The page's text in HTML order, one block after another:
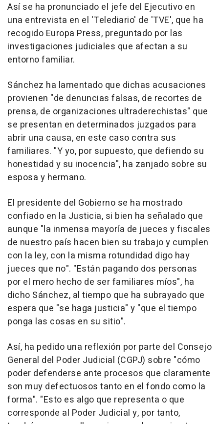
Así se ha pronunciado el jefe del Ejecutivo en
una entrevista en el 'Telediario' de 'TVE', que ha
recogido Europa Press, preguntado por las
investigaciones judiciales que afectan a su
entorno familiar.
Sánchez ha lamentado que dichas acusaciones
provienen "de denuncias falsas, de recortes de
prensa, de organizaciones ultraderechistas" que
se presentan en determinados juzgados para
abrir una causa, en este caso contra sus
familiares. "Y yo, por supuesto, que defiendo su
honestidad y su inocencia", ha zanjado sobre su
esposa y hermano.
El presidente del Gobierno se ha mostrado
confiado en la Justicia, si bien ha señalado que
aunque "la inmensa mayoría de jueces y fiscales
de nuestro país hacen bien su trabajo y cumplen
con la ley, con la misma rotundidad digo hay
jueces que no". "Están pagando dos personas
por el mero hecho de ser familiares míos", ha
dicho Sánchez, al tiempo que ha subrayado que
espera que "se haga justicia" y "que el tiempo
ponga las cosas en su sitio".
Así, ha pedido una reflexión por parte del Consejo
General del Poder Judicial (CGPJ) sobre "cómo
poder defenderse ante procesos que claramente
son muy defectuosos tanto en el fondo como la
forma". "Esto es algo que representa o que
corresponde al Poder Judicial y, por tanto,